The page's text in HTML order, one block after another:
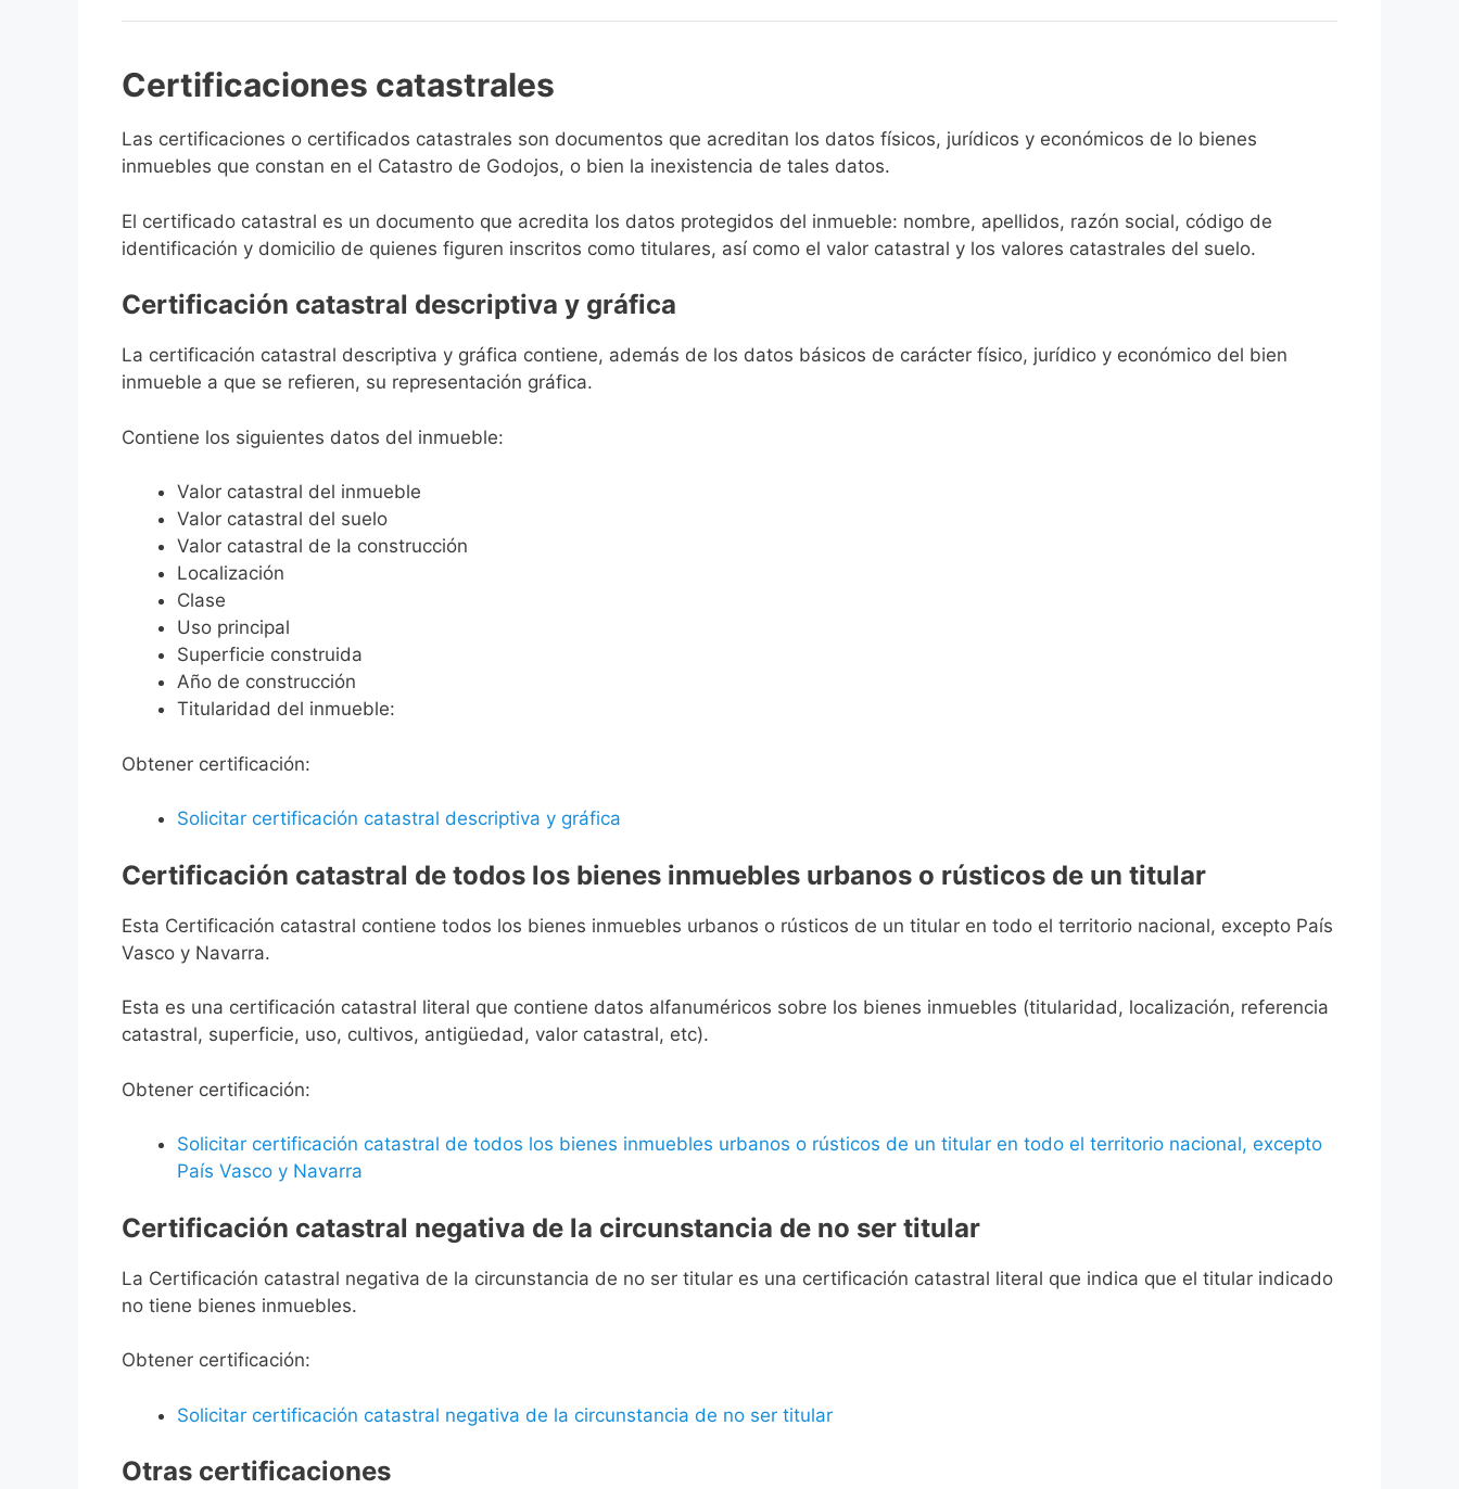
Certificaciones catastrales
Las certificaciones o certificados catastrales son documentos que acreditan los datos físicos, jurídicos y económicos de lo bienes
inmuebles que constan en el Catastro de Godojos, o bien la inexistencia de tales datos.
El certificado catastral es un documento que acredita los datos protegidos del inmueble: nombre, apellidos, razón social, código de
identificación y domicilio de quienes figuren inscritos como titulares, así como el valor catastral y los valores catastrales del suelo.
Certificación catastral descriptiva y gráfica
La certificación catastral descriptiva y gráfica contiene, además de los datos básicos de carácter físico, jurídico y económico del bien
inmueble a que se refieren, su representación gráfica.
Contiene los siguientes datos del inmueble:
Valor catastral del inmueble
Valor catastral del suelo
Valor catastral de la construcción
Localización
Clase
Uso principal
Superficie construida
Año de construcción
Titularidad del inmueble:
Obtener certificación:
Solicitar certificación catastral descriptiva y gráfica
Certificación catastral de todos los bienes inmuebles urbanos o rústicos de un titular
Esta Certificación catastral contiene todos los bienes inmuebles urbanos o rústicos de un titular en todo el territorio nacional, excepto País
Vasco y Navarra.
Esta es una certificación catastral literal que contiene datos alfanuméricos sobre los bienes inmuebles (titularidad, localización, referencia
catastral, superficie, uso, cultivos, antigüedad, valor catastral, etc).
Obtener certificación:
Solicitar certificación catastral de todos los bienes inmuebles urbanos o rústicos de un titular en todo el territorio nacional, excepto
País Vasco y Navarra
Certificación catastral negativa de la circunstancia de no ser titular
La Certificación catastral negativa de la circunstancia de no ser titular es una certificación catastral literal que indica que el titular indicado
no tiene bienes inmuebles.
Obtener certificación:
Solicitar certificación catastral negativa de la circunstancia de no ser titular
Otras certificaciones